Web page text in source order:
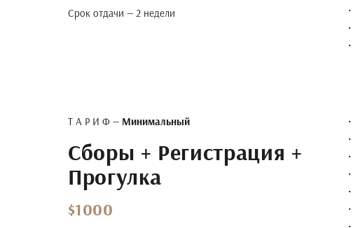
Срок отдачи — 2 недели
Т А Р И Ф — Минимальный
Сборы + Регистрация +
Прогулка
$1000